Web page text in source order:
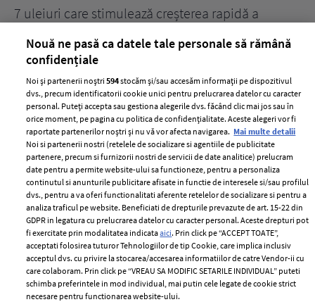
7 uleiuri care stimulează creșterea rapidă a
ELLE Style Awards
2024
Despre ELLE
Romania
Contact
Abonamente
Termeni si conditii
Politica de
confidențialitate
Politica de cookies
Publicitate
Nouă ne pasă ca datele tale personale să rămână
confidențiale
Noi și partenerii noștri594stocăm și/sau accesăm informații pe dispozitivul
dvs., precum identificatorii cookie unici pentru prelucrarea datelor cu caracter
personal. Puteți accepta sau gestiona alegerile dvs. făcând clic mai jos sau în
orice moment, pe pagina cu politica de confidențialitate. Aceste alegeri vor fi
raportate partenerilor noștri și nu vă vor afecta navigarea. Mai multe detalii
Noi si partenerii nostri (retelele de socializare si agentiile de publicitate
partenere, precum si furnizorii nostri de servicii de date analitice) prelucram
date pentru a permite website-ului sa functioneze, pentru a personaliza
continutul si anunturile publicitare afisate in functie de interesele si/sau profilul
dvs., pentru a va oferi functionalitati aferente retelelor de socializare si pentru a
analiza traficul pe website. Beneficiati de drepturile prevazute de art. 15-22 din
GDPR in legatura cu prelucrarea datelor cu caracter personal. Aceste drepturi pot
fi exercitate prin modalitatea indicataaici. Prin click pe “ACCEPT TOATE”,
acceptati folosirea tuturor Tehnologiilor de tip Cookie, care implica inclusiv
acceptul dvs. cu privire la stocarea/accesarea informatiilor de catre Vendor-ii cu
care colaboram. Prin click pe “VREAU SA MODIFIC SETARILE INDIVIDUAL” puteti
schimba preferintele in mod individual, mai putin cele legate de cookie strict
necesare pentru functionarea website-ului.